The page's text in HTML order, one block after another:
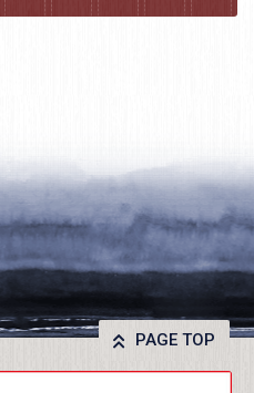
PAGE TOP